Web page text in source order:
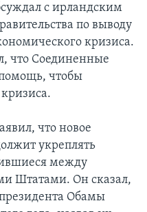
с ирландским
по выводу
кризиса.
что Соединенные
чтобы
что новое
укреплять
между
Штатами. Он сказал,
президента Обамы